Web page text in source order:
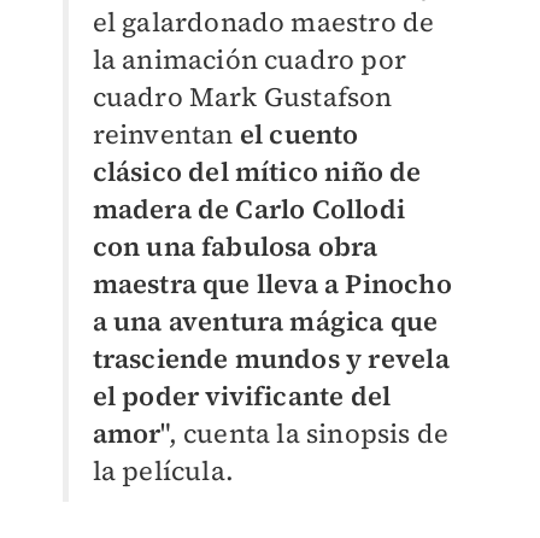
el galardonado maestro de
la animación cuadro por
cuadro Mark Gustafson
reinventan el cuento
clásico del mítico niño de
madera de Carlo Collodi
con una fabulosa obra
maestra que lleva a Pinocho
a una aventura mágica que
trasciende mundos y revela
el poder vivificante del
amor", cuenta la sinopsis de
la película.